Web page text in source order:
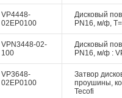
VP4448-
02EP0100
Дисковый
PN16, м/ф,
VPN3448-02-
100
Дисковый
PN16, м/ф :
VP3648-
02EP0100
Затвор
проушины,
Tecofi